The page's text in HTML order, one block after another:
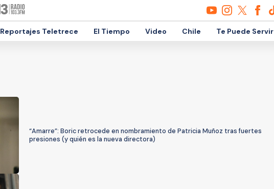
Reportajes Teletrece El Tiempo Video Chile Te Puede Servir
“Amarre”: Boric retrocede en nombramiento de Patricia Muñoz tras fuertes
presiones (y quién es la nueva directora)